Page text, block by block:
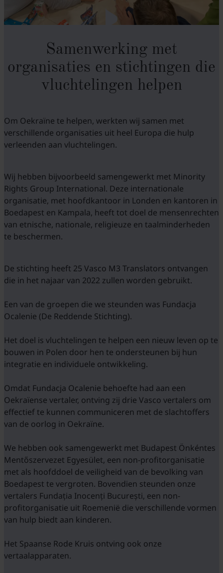
Samenwerking met
organisaties en stichtingen die
vluchtelingen helpen
Om Oekraïne te helpen, werkten wij samen met
verschillende organisaties uit heel Europa die hulp
verleenden aan vluchtelingen.
Wij hebben bijvoorbeeld samengewerkt met Minority
Rights Group International. Deze internationale
organisatie, met hoofdkantoor in Londen en kantoren in
Boedapest en Kampala, heeft tot doel de mensenrechten
van etnische, nationale, religieuze en taalminderheden
te beschermen.
De stichting heeft 25 Vasco M3 Translators ontvangen
die in het najaar van 2022 zullen worden gebruikt.
Een van de groepen die we steunden was Fundacja
Ocalenie (De Reddende Stichting).
Het doel is vluchtelingen te helpen een nieuw leven op te
bouwen in Polen door hen te ondersteunen bij hun
integratie en individuele ontwikkeling.
Omdat Fundacja Ocalenie behoefte had aan een
Oekraïense vertaler, ontving zij drie Vasco vertalers om
effectief te kunnen communiceren met de slachtoffers
van de oorlog in Oekraïne.
We hebben ook samengewerkt met Budapest Önkéntes
Mentőszervezet Egyesület, een non-profitorganisatie
met als hoofddoel de veiligheid van de bevolking van
Boedapest te vergroten. Bovendien steunden onze
vertalers Fundația Inocenți București, een non-
profitorganisatie uit Roemenië die verschillende vormen
van hulp biedt aan kinderen.
Het Spaanse Rode Kruis ontving ook onze
vertaalapparaten.